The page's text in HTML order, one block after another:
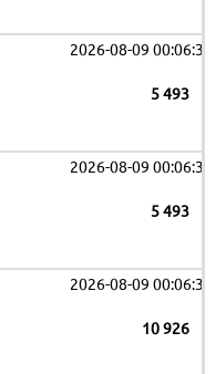
2026-08-09 00:06:32
5 493
2026-08-09 00:06:32
5 493
2026-08-09 00:06:32
10 926